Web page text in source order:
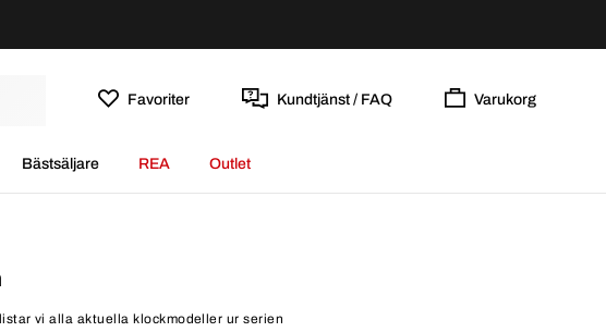
Favoriter Kundtjänst / FAQ Varukorg
Bästsäljare REA Outlet
vi alla aktuella klockmodeller ur serien